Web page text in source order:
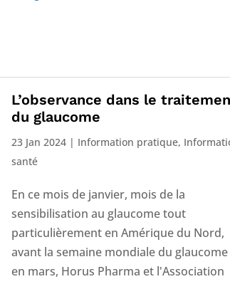
L’observance dans le
du glaucome
23 Jan 2024 | Information pratique,
santé
En ce mois de janvier, mois de la
sensibilisation au glaucome tout
particulièrement en Amérique du Nord,
avant la semaine mondiale du glaucome
en mars, Horus Pharma et l'Association